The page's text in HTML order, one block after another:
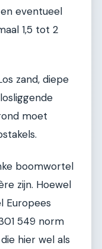
eventueel
1,5 tot 2
zand, diepe
moet
boomwortel
zijn. Hoewel
Europees
549 norm
hier wel als